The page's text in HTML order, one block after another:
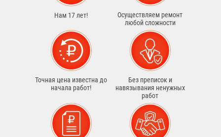
Нам 17 лет!
Осуществляем ремонт
любой сложности
Точная цена известна до
начала работ!
Без преписок и
навязывания ненужных
работ